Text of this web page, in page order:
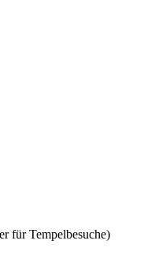
für Tempelbesuche)